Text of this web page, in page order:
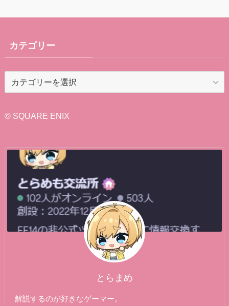
カテゴリー
リ
© SQUARE ENIX
とらまめ
解説するのが好きなゲーマー。